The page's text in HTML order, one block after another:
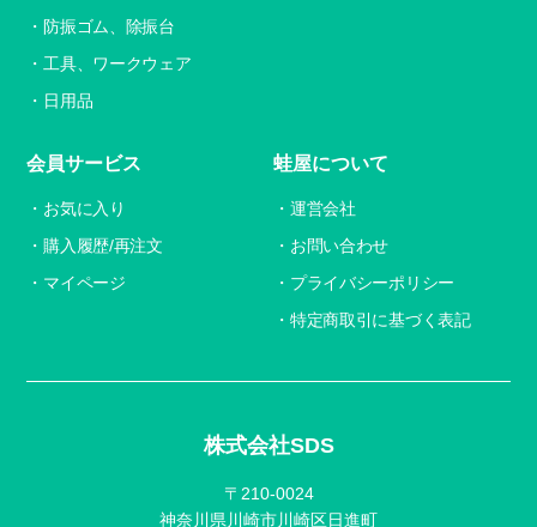
株式会社SDS
〒210-0024
神奈川県川崎市川崎区日進町
防振ゴム、除振台
工具、ワークウェア
日用品
会員サービス
お気に入り
購入履歴/再注文
マイページ
蛙屋について
運営会社
お問い合わせ
プライバシーポリシー
特定商取引に基づく表記